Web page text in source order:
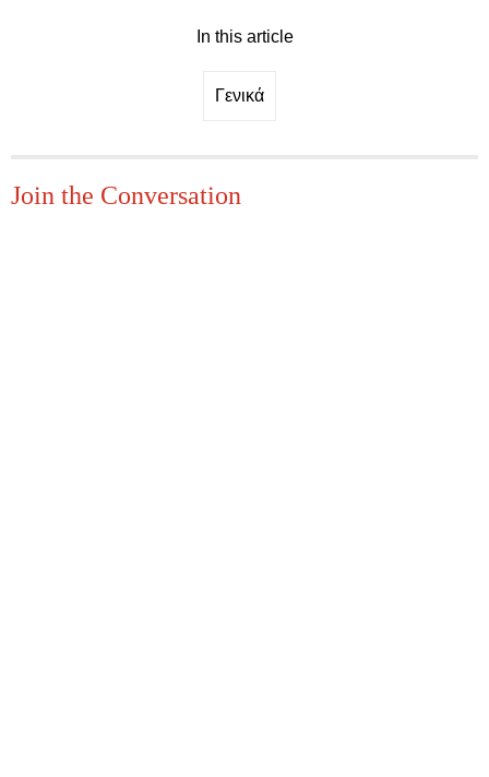
In this article
Γενικά
Join the Conversation